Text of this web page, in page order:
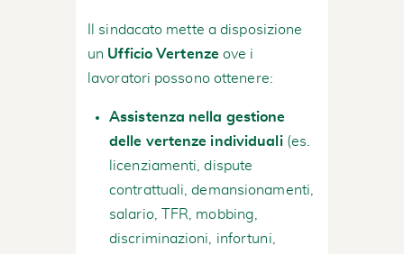
Il sindacato mette a disposizione
un Ufficio Vertenzeove i
lavoratori possono ottenere:
Assistenza nella gestione
delle vertenze individuali(es.
licenziamenti, dispute
contrattuali, demansionamenti,
salario, TFR, mobbing,
discriminazioni, infortuni,